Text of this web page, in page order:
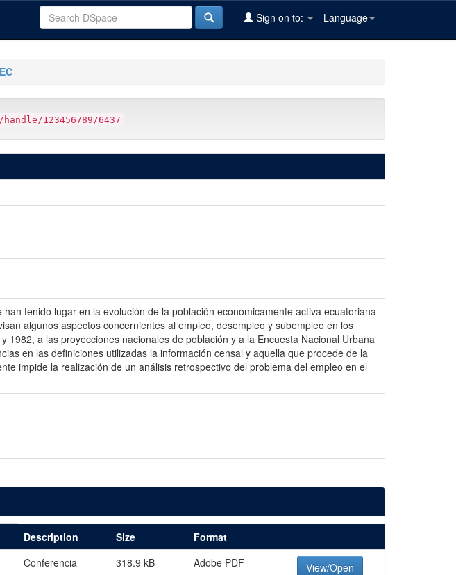
Language
Sign on to:
123456789/6437
tenido lugar en la evolución de la población económicamente activa ecuatoriana
algunos aspectos concernientes al empleo, desempleo y subempleo en los
a las proyecciones nacionales de población y a la Encuesta Nacional Urbana
en las definiciones utilizadas la información censal y aquella que procede de la
impide la realización de un análisis retrospectivo del problema del empleo en el
Description Size
Format
Conferencia 318.9 kB Adobe PDF View/Open